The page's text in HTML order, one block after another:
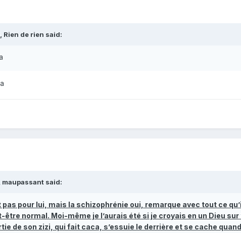
Rien de rien said:
maupassant said:
pas pour lui, mais la schizophrénie oui, remarque avec tout ce
normal. Moi-même je l’aurais été si je croyais en un Dieu sur
de son zizi, qui fait caca, s’essuie le derrière et se cache